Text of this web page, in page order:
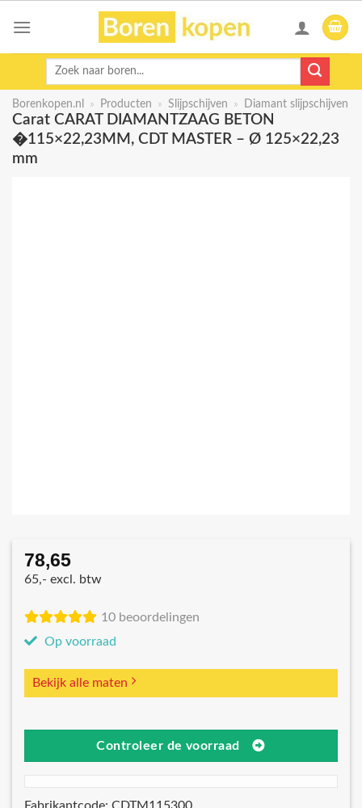
Zoeken
Borenkopen.nl » Producten » Slijpschijven » Diamant slijpschijven
Carat CARAT DIAMANTZAAG BETON
�115×22,23MM, CDT MASTER – Ø 125×22,23
mm
78,65
65,- excl. btw
10 beoordelingen
Op voorraad
Bekijk alle maten
Controleer de voorraad